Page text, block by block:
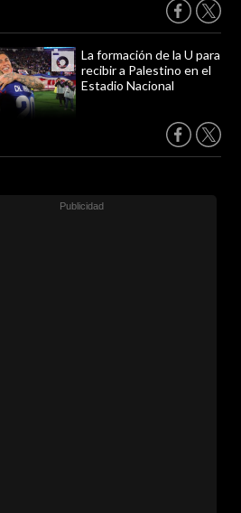
La formación de la U para
recibir a Palestino en el
Estadio Nacional